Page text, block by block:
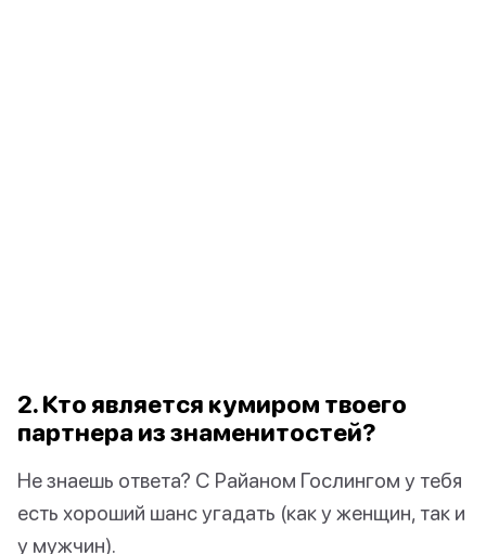
2. Кто является кумиром твоего
партнера из знаменитостей?
Не знаешь ответа? С Райаном Гослингом у тебя
есть хороший шанс угадать (как у женщин, так и
у мужчин).